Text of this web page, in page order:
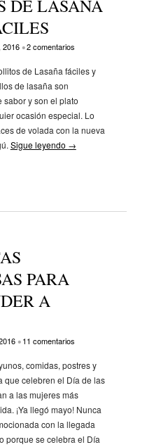
DE LASAÑA
2016 •2 comentarios
de Lasaña fáciles y
de lasaña son
sabor y son el plato
ocasión especial. Lo
de volada con la nueva
Sigue leyendo →
PARA
A
• 11 comentarios
comidas, postres y
que celebren el Día de las
a las mujeres más
¡Ya llegó mayo! Nunca
con la llegada
porque se celebra el Día